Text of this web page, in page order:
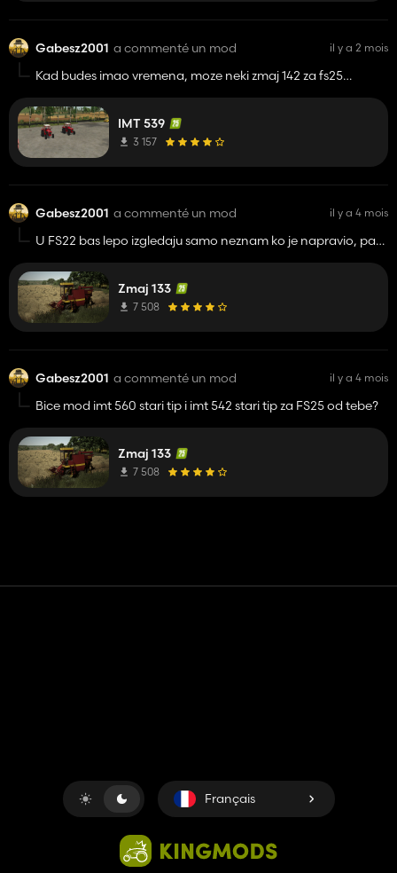
Gabesz2001 a commenté un mod il y a 2 mois
Kad budes imao vremena, moze neki zmaj 142 za fs25
IMT 539
3 157
Gabesz2001 a commenté un mod il y a 4 mois
U FS22 bas lepo izgledaju samo neznam ko je napravio, pa
Zmaj 133
7 508
Gabesz2001 a commenté un mod il y a 4 mois
Bice mod imt 560 stari tip i imt 542 stari tip za FS25 od tebe?
Zmaj 133
7 508
Français